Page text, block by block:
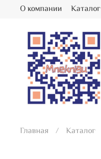
О компании Каталог
Главная Каталог